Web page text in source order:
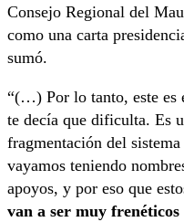
Consejo Regional del
como una carta
sumó.
“(…) Por lo tanto, este
te decía que dificulta. Es
fragmentación del
vayamos teniendo
apoyos, y por eso que
van a ser muy